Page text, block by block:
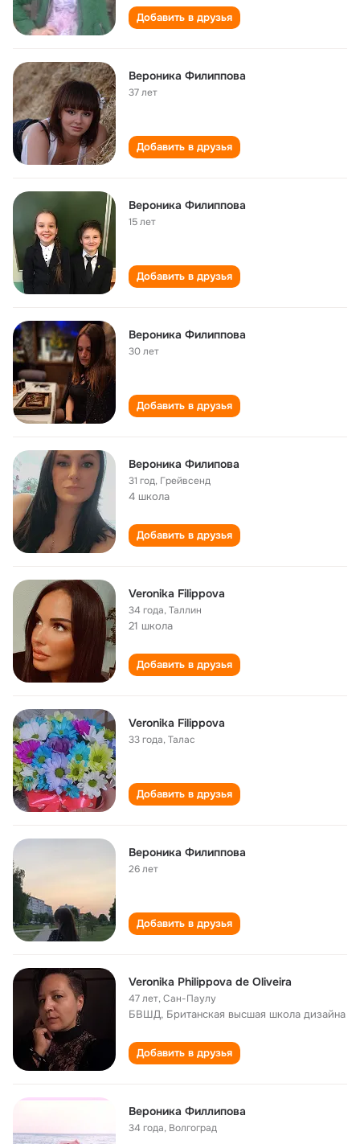
Добавить в друзья
Вероника Филиппова
37 лет
Добавить в друзья
Вероника Филиппова
15 лет
Добавить в друзья
Вероника Филиппова
30 лет
Добавить в друзья
Вероника Филипова
31 год, Грейвсенд
4 школа
Добавить в друзья
Veronika Filippova
34 года,Таллин
21 школа
Добавить в друзья
Veronika Filippova
33 года,Талас
Добавить в друзья
Вероника Филиппова
26 лет
Добавить в друзья
Veronika Philippova de Oliveira
47 лет,Сан-Паулу
БВШД, Британская высшая школа дизайна
Добавить в друзья
Вероника Филлипова
34 года, Волгоград